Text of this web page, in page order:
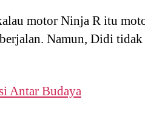
motor Ninja R itu
Namun, Didi
Antar Budaya